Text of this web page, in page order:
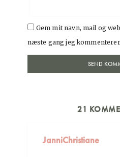
Gem mit navn, mail og
næste gang jeg
21
JanniChristiane